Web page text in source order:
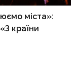
міста»:
країни